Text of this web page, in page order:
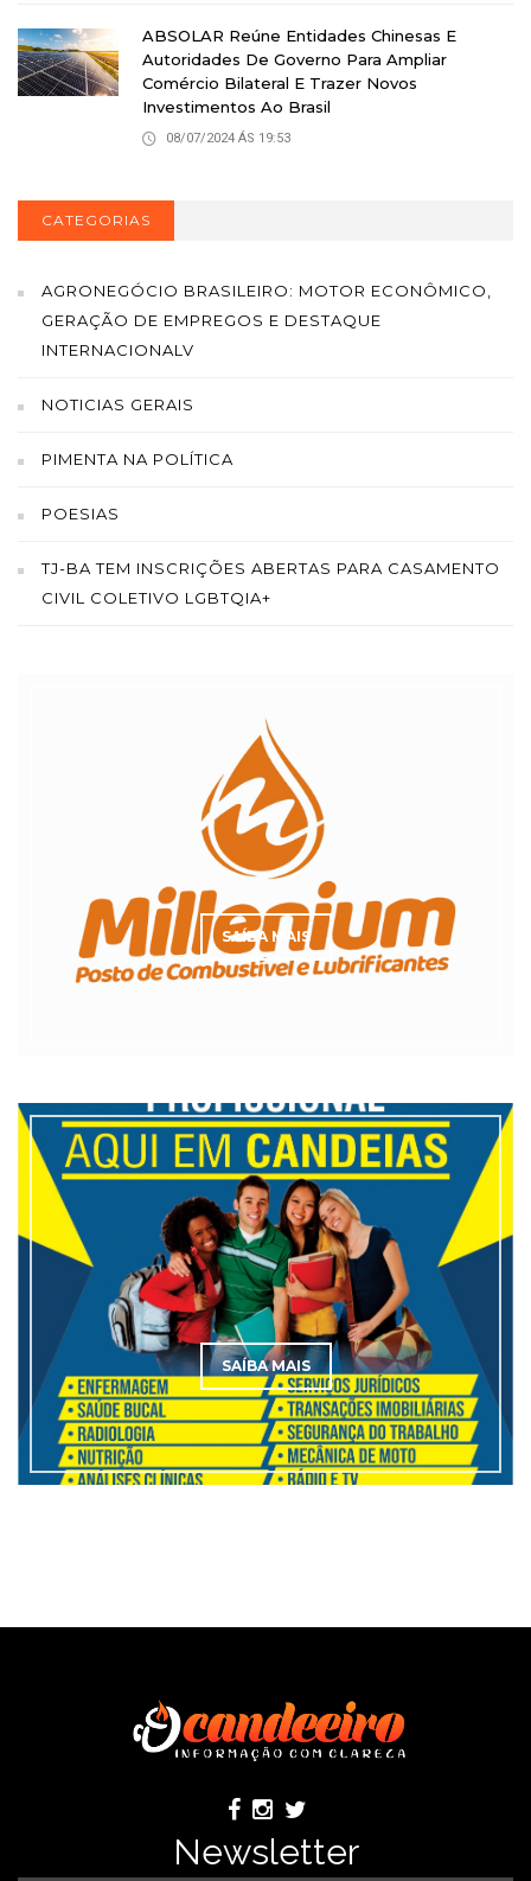
ABSOLAR Reúne Entidades Chinesas E
Autoridades De Governo Para Ampliar
Comércio Bilateral E Trazer Novos
Investimentos Ao Brasil
08/07/2024 ÁS 19:53
CATEGORIAS
AGRONEGÓCIO BRASILEIRO: MOTOR ECONÔMICO,
GERAÇÃO DE EMPREGOS E DESTAQUE
INTERNACIONALV
NOTICIAS GERAIS
PIMENTA NA POLÍTICA
POESIAS
TJ-BA TEM INSCRIÇÕES ABERTAS PARA CASAMENTO
CIVIL COLETIVO LGBTQIA+
SAÍBA MAIS
SAÍBA MAIS
Newsletter